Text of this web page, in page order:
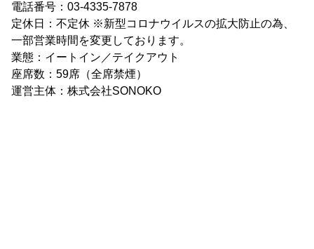
電話番号：03-4335-7878
定休日：不定休 ※新型コロナウイルスの拡大防止の為、
一部営業時間を変更しております。
業態：イートイン／テイクアウト
座席数：59席（全席禁煙）
運営主体：株式会社SONOKO